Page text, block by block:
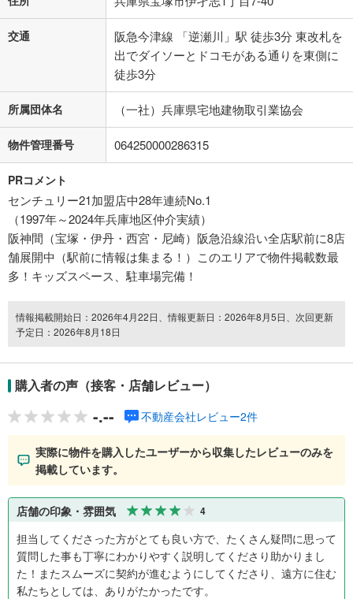
交通
阪急今津線 「逆瀬川」駅 徒歩3分 東改札を
出でダイソーとドコモがある通りを東側に
徒歩3分
所属団体名 （一社）兵庫県宅地建物取引業協会
物件管理番号 064250000286315
PRコメント
センチュリー21加盟店中28年連続No.1
（1997年～2024年兵庫地区仲介実績）
阪神間（宝塚・伊丹・西宮・尼崎）阪急沿線沿い全店駅前に8店
舗展開中（駅前に情報は集まる！）このエリアで物件掲載数最
多！キッズスペース、駐車場完備！
情報掲載開始日：2026年4月22日、情報更新日：2026年8月5日、次回更新
予定日：2026年8月18日
購入者の声（接客・店舗レビュー）
-.-- 不動産会社レビュー2件
実際に物件を購入したユーザーから収集したレビューのみを
掲載しています。
店舗の印象・雰囲気 4
担当してくださった方がとても良い方で、たくさん疑問に思って
質問した事も丁寧にわかりやすく説明してくださり助かりまし
た！またスムーズに契約が進むようにしてくださり、遠方に住む
私たちとしては、ありがたかったです。